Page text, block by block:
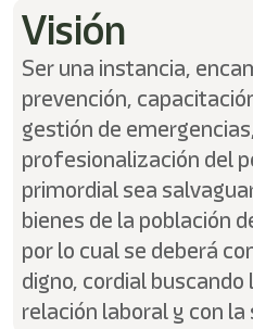
Visión
Ser una instancia,
prevención,
gestión de
profesionalización del
primordial sea
bienes de la población
por lo cual se deberá
digno, cordial buscando
relación laboral y con la